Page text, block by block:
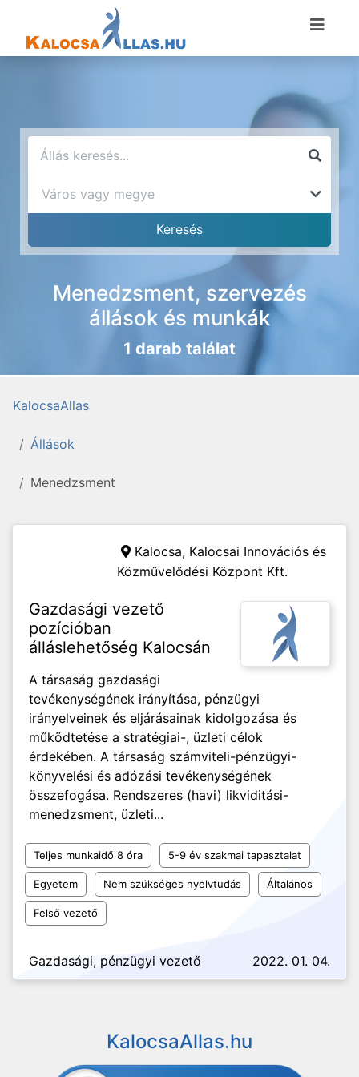
Menedzsment, szervezés
állások és munkák
1 darab találat
KalocsaAllas
Állások
Menedzsment
Kalocsa, Kalocsai Innovációs és
Közművelődési Központ Kft.
Gazdasági vezető
pozícióban
álláslehetőség Kalocsán
A társaság gazdasági
tevékenységének irányítása, pénzügyi
irányelveinek és eljárásainak kidolgozása és
működtetése a stratégiai-, üzleti célok
érdekében. A társaság számviteli-pénzügyi-
könyvelési és adózási tevékenységének
összefogása. Rendszeres (havi) likviditási-
menedzsment, üzleti...
Teljes munkaidő 8 óra 5-9 év szakmai tapasztalat
Egyetem Nem szükséges nyelvtudás Általános
Felső vezető
Gazdasági, pénzügyi vezető 2022. 01. 04.
KalocsaAllas.hu